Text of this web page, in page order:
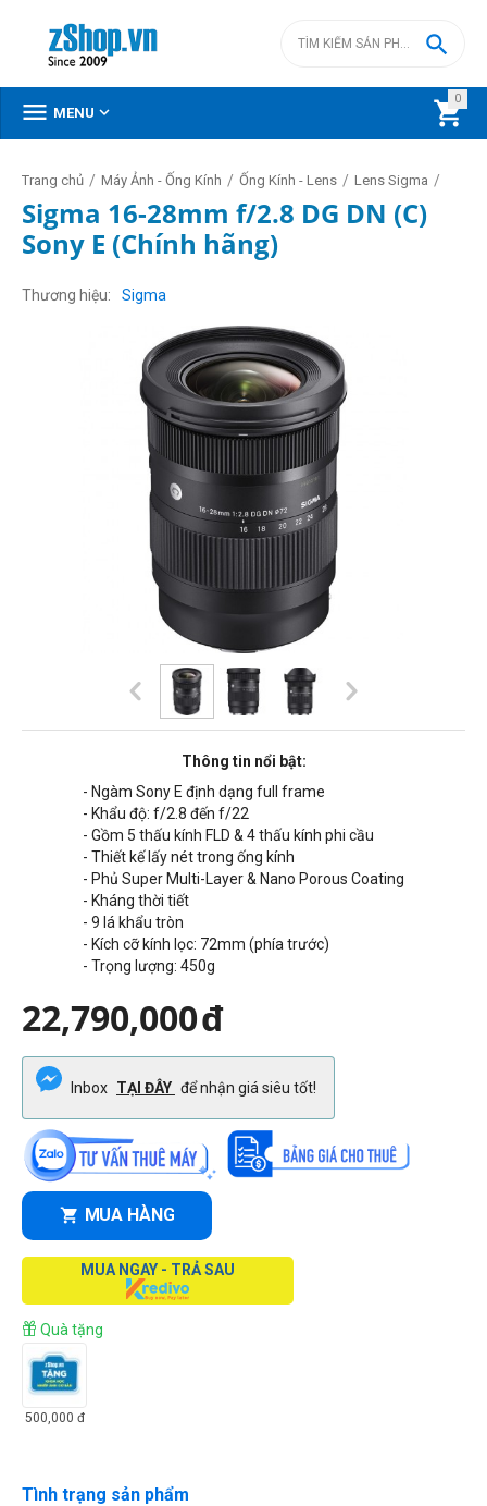
0


 MENU 
Trang chủ / Máy Ảnh - Ống Kính / Ống Kính - Lens / Lens Sigma /
Sigma 16-28mm f/2.8 DG DN (C)
Sony E (Chính hãng)
Thương hiệu Sigma
Thông tin nổi bật:
- Ngàm Sony E định dạng full frame
- Khẩu độ: f/2.8 đến f/22
- Gồm 5 thấu kính FLD & 4 thấu kính phi cầu
- Thiết kế lấy nét trong ống kính
- Phủ Super Multi-Layer & Nano Porous Coating
- Kháng thời tiết
- 9 lá khẩu tròn
- Kích cỡ kính lọc: 72mm (phía trước)
- Trọng lượng: 450g
22,790,000đ
Inbox TẠI ĐÂY để nhận giá siêu tốt!
MUA HÀNG
MUA NGAY - TRẢ SAU
Quà tặng
500,000 đ
Tình trạng sản phẩm